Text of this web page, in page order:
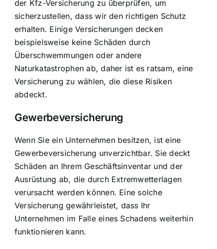
der Kfz-Versicherung zu überprüfen, um
sicherzustellen, dass wir den richtigen Schutz
erhalten. Einige Versicherungen decken
beispielsweise keine Schäden durch
Überschwemmungen oder andere
Naturkatastrophen ab, daher ist es ratsam, eine
Versicherung zu wählen, die diese Risiken
abdeckt.
Gewerbeversicherung
Wenn Sie ein Unternehmen besitzen, ist eine
Gewerbeversicherung unverzichtbar. Sie deckt
Schäden an Ihrem Geschäftsinventar und der
Ausrüstung ab, die durch Extremwetterlagen
verursacht werden können. Eine solche
Versicherung gewährleistet, dass Ihr
Unternehmen im Falle eines Schadens weiterhin
funktionieren kann.